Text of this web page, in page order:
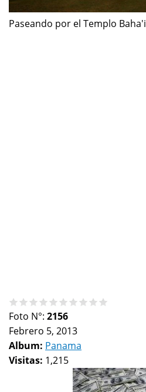
Paseando por el Templo Baha'i
Foto N°: 2156
Febrero 5, 2013
Album: Panama
Visitas: 1,215